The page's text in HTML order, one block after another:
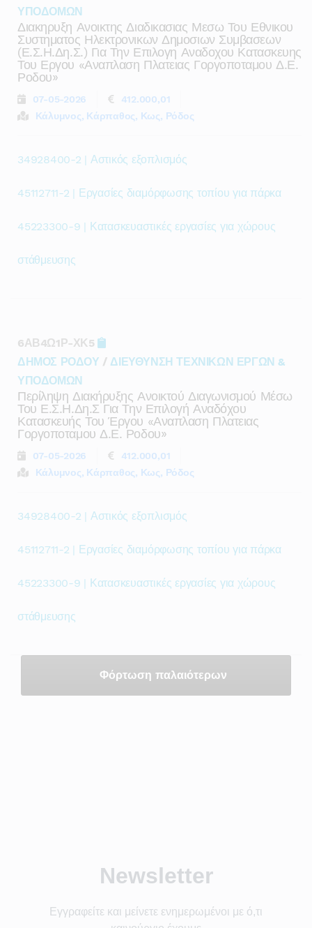
ΥΠΟΔΟΜΩΝ
Διακηρυξη Ανοικτης Διαδικασιας Μεσω Του Εθνικου
Συστηματος Ηλεκτρονικων Δημοσιων Συμβασεων
(ε.σ.η.δη.σ.) Για Την Επιλογη Αναδοχου Κατασκευης
Του Εργου «αναπλαση Πλατειας Γοργοποταμου Δ.ε.
Ροδου»
07-05-2026
412.000,01
Κάλυμνος, Κάρπαθος, Κως, Ρόδος
34928400-2 | Αστικός εξοπλισμός
45112711-2 | Εργασίες διαμόρφωσης τοπίου για πάρκα
45223300-9 | Κατασκευαστικές εργασίες για χώρους
στάθμευσης
6ΑΒ4Ω1Ρ-ΧΚ5
ΔΗΜΟΣ ΡΟΔΟΥ / ΔΙΕΥΘΥΝΣΗ ΤΕΧΝΙΚΩΝ ΕΡΓΩΝ &
ΥΠΟΔΟΜΩΝ
Περίληψη Διακήρυξης Ανοικτού Διαγωνισμού Μέσω
Του Ε.σ.η.δη.ς Για Την Επιλογή Αναδόχου
Κατασκευής Του Έργου «αναπλαση Πλατειας
Γοργοποταμου Δ.ε. Ροδου»
07-05-2026
412.000,01
Κάλυμνος, Κάρπαθος, Κως, Ρόδος
34928400-2 | Αστικός εξοπλισμός
45112711-2 | Εργασίες διαμόρφωσης τοπίου για πάρκα
45223300-9 | Κατασκευαστικές εργασίες για χώρους
στάθμευσης
Φόρτωση παλαιότερων